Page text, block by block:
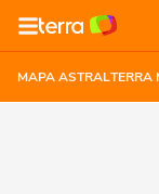
MAPA ASTRALTERRA